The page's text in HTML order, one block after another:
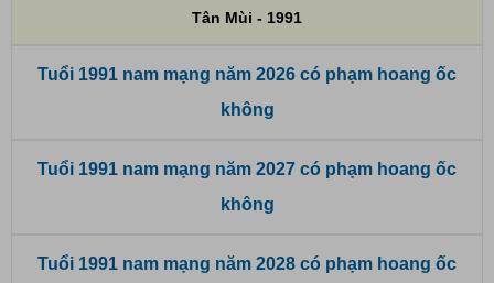
Tân Mùi - 1991
Tuổi 1991 nam mạng năm 2026 có phạm hoang ốc
không
Tuổi 1991 nam mạng năm 2027 có phạm hoang ốc
không
Tuổi 1991 nam mạng năm 2028 có phạm hoang ốc